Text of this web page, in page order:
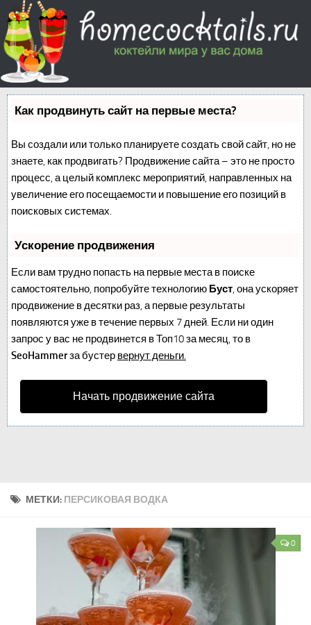
Как продвинуть сайт на первые места?
Вы создали или только планируете создать свой сайт, но не
знаете, как продвигать? Продвижение сайта – это не просто
процесс, а целый комплекс мероприятий, направленных на
увеличение его посещаемости и повышение его позиций в
поисковых системах.
Ускорение продвижения
Если вам трудно попасть на первые места в поиске
самостоятельно, попробуйте технологию Буст, она ускоряет
продвижение в десятки раз, а первые результаты
появляются уже в течение первых 7 дней. Если ни один
запрос у вас не продвинется в Топ10 за месяц, то в
SeoHammerза бустер вернут деньги.
Начать продвижение сайта
МЕТКИ: ПЕРСИКОВАЯ ВОДКА
0